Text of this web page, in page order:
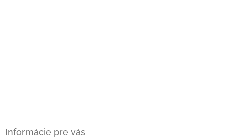
Informácie pre vás